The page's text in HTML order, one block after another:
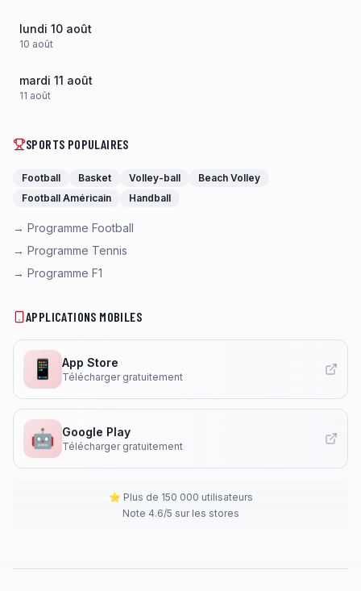
lundi 10 août
10 août
mardi 11 août
11 août
SPORTS POPULAIRES
Football Basket Volley-ball
Beach Volley
Football Américain
Handball
→ Programme Football
→ Programme Tennis
→ Programme F1
APPLICATIONS MOBILES
📱 App Store
Télécharger gratuitement
🤖 Google Play
Télécharger gratuitement
⭐ Plus de 150 000 utilisateurs
Note 4.6/5 sur les stores